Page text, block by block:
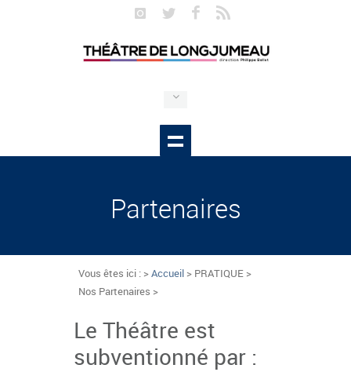
Partenaires
Vous êtes ici : >Accueil > PRATIQUE >
Nos Partenaires >
Le Théâtre est
subventionné par :